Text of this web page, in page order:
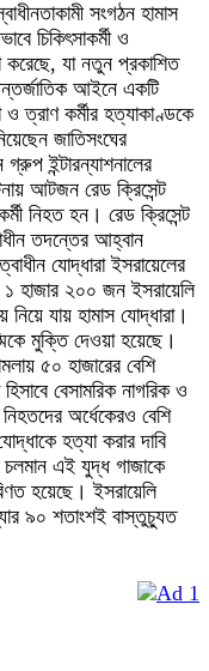
সংগঠন হামাস
চিকিৎসাকর্মী ও
করেছে, যা নতুন প্রকাশিত
আইনে একটি
ত্রাণ কর্মীর হত্যাকাণ্ডকে
জাতিসংঘের
ইন্টারন্যাশনালের
আটজন রেড ক্রিসেন্ট
নিহত হন। রেড ক্রিসেন্ট
তদন্তের আহ্বান
যোদ্ধারা ইসরায়েলের
১ হাজার ২০০ জন ইসরায়েলি
যায় হামাস যোদ্ধারা।
মুক্তি দেওয়া হয়েছে।
৫০ হাজারের বেশি
বেসামরিক নাগরিক ও
অর্ধেকেরও বেশি
হত্যা করার দাবি
এই যুদ্ধ গাজাকে
হয়েছে। ইসরায়েলি
৯০ শতাংশই বাস্তুচ্যুত